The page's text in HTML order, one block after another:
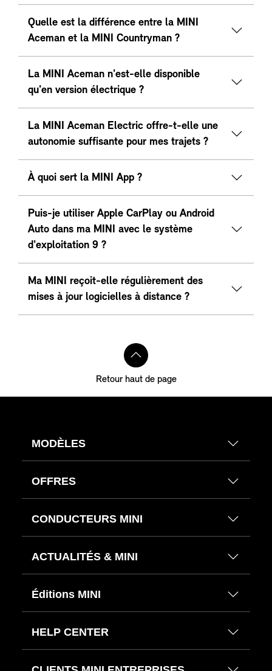
Quelle est la différence entre la MINI
Aceman et la MINI Countryman ?
La MINI Aceman n'est-elle disponible
qu'en version électrique ?
La MINI Aceman Electric offre-t-elle une
autonomie suffisante pour mes trajets ?
À quoi sert la MINI App ?
Puis-je utiliser Apple CarPlay ou Android
Auto dans ma MINI avec le système
d'exploitation 9 ?
Ma MINI reçoit-elle régulièrement des
mises à jour logicielles à distance ?
Retour haut de page
MODÈLES
OFFRES
CONDUCTEURS MINI
ACTUALITÉS & MINI
Éditions MINI
HELP CENTER